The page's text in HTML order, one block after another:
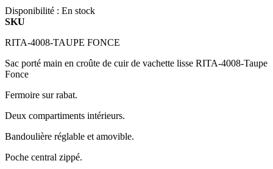
Disponibilité : En stock
SKU
RITA-4008-TAUPE FONCE
Sac porté main en croûte de cuir de vachette lisse RITA-4008-Taupe
Fonce
Fermoire sur rabat.
Deux compartiments intérieurs.
Bandoulière réglable et amovible.
Poche central zippé.